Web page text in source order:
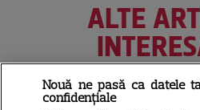
ALTE
Nouă ne pasă ca datele
confidențiale